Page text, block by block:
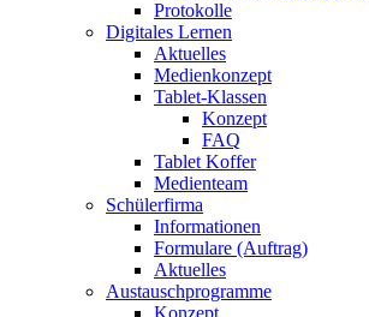
Protokolle
Digitales Lernen
Aktuelles
Medienkonzept
Tablet-Klassen
Konzept
FAQ
Tablet Koffer
Medienteam
Schülerfirma
Informationen
Formulare (Auftrag)
Aktuelles
Austauschprogramme
Konzept